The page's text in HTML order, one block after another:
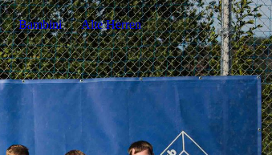
Bambini Alte Herren